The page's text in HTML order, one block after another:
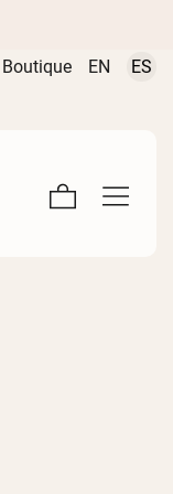
Boutique EN ES